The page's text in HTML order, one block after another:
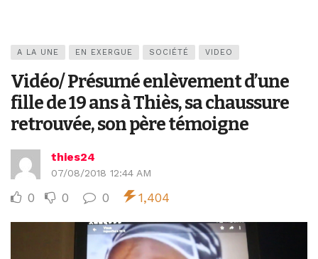
A LA UNE EN EXERGUE SOCIÉTÉ VIDEO
Vidéo/ Présumé enlèvement d’une
fille de 19 ans à Thiès, sa chaussure
retrouvée, son père témoigne
thies24
07/08/2018 12:44 AM
0 0 0 1,404